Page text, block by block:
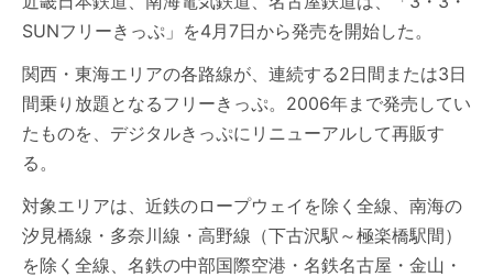
SUNフリーきっぷ」を4月7日から発売を開始した。
関西・東海エリアの各路線が、連続する2日間または3日
間乗り放題となるフリーきっぷ。2006年まで発売してい
たものを、デジタルきっぷにリニューアルして再販す
る。
対象エリアは、近鉄のロープウェイを除く全線、南海の
汐見橋線・多奈川線・高野線（下古沢駅～極楽橋駅間）
を除く全線、名鉄の中部国際空港・名鉄名古屋・金山・